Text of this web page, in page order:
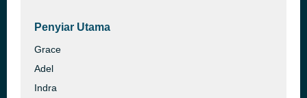
Penyiar Utama
Grace
Adel
Indra